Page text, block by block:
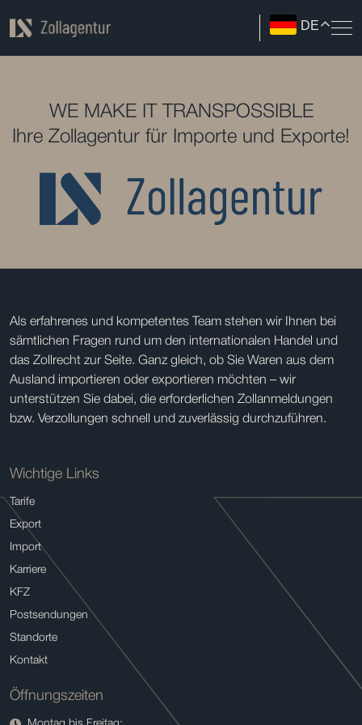
DE
WE MAKE IT TRANSPOSSIBLE
Ihre Zollagentur für Importe und Exporte!
Als erfahrenes und kompetentes Team stehen wir Ihnen bei
sämtlichen Fragen rund um den internationalen Handel und
das Zollrecht zur Seite. Ganz gleich, ob Sie Waren aus dem
Ausland importieren oder exportieren möchten – wir
unterstützen Sie dabei, die erforderlichen Zollanmeldungen
bzw. Verzollungen schnell und zuverlässig durchzuführen.
Wichtige Links
Tarife
Export
Import
Karriere
KFZ
Postsendungen
Standorte
Kontakt
Öffnungszeiten